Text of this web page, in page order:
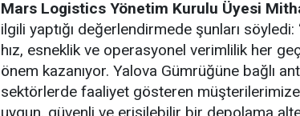
Mars Logistics Yönetim Kurulu Üyesi
ilgili yaptığı değerlendirmede şunları
hız, esneklik ve operasyonel verimlilik her
önem kazanıyor. Yalova Gümrüğüne bağlı
sektörlerde faaliyet gösteren